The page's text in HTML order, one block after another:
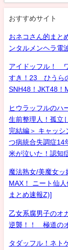
おすすめサイト
おネコさん的まと
ンタルメンヘラ電
アイドッフル！
すき！23 ひうら
SNH48！JKT48！
ヒウラッフルのハ
生前整理人！孤立
完結編＞ キャッシ
つ病統合失調症14
米が泣いた！認知
魔法熟女/美魔女
MAX！ ニート仙
まとめ速報Z)]
乙女系腐男子のオ
逆襲！！ 極道の
タダッフル！ネト